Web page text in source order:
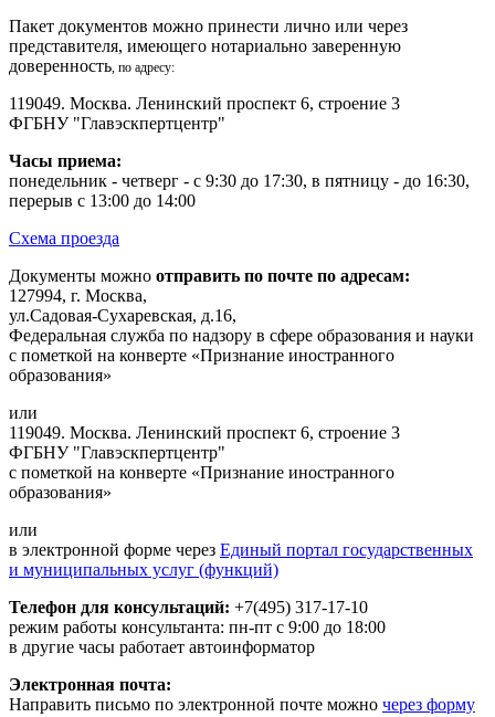
Пакет документов можно принести лично или через
представителя, имеющего нотариально заверенную
доверенность, по адресу:
119049. Москва. Ленинский проспект 6, строение 3
ФГБНУ "Главэскпертцентр"
Часы приема:
понедельник - четверг - с 9:30 до 17:30, в пятницу - до 16:30,
перерыв с 13:00 до 14:00
Схема проезда
Документы можно отправить по почте по адресам:
127994, г. Москва,
ул.Садовая-Сухаревская, д.16,
Федеральная служба по надзору в сфере образования и науки
с пометкой на конверте «Признание иностранного
образования»
или
119049. Москва. Ленинский проспект 6, строение 3
ФГБНУ "Главэскпертцентр"
с пометкой на конверте «Признание иностранного
образования»
или
в электронной форме через Единый портал государственных
и муниципальных услуг (функций)
Телефон для консультаций: +7(495) 317-17-10
режим работы консультанта: пн-пт с 9:00 до 18:00
в другие часы работает автоинформатор
Электронная почта:
Направить письмо по электронной почте можно через форму